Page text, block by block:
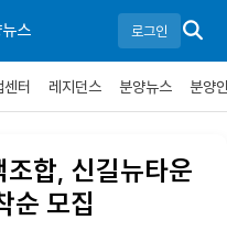
스 로그인
터 레지던스 분양뉴스 분양
합, 신길뉴타운
순 모집